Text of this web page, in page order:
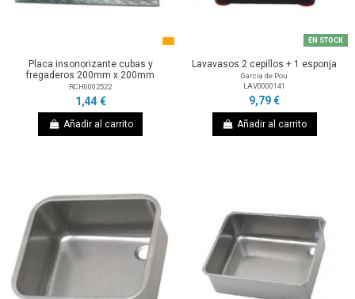
Placa insonorizante cubas y
fregaderos 200mm x 200mm
RCH0002522
1,44 €
Añadir al carrito
EN STOCK
Lavavasos 2 cepillos + 1 esponja
García de Pou
LAV0000141
9,79 €
Añadir al carrito